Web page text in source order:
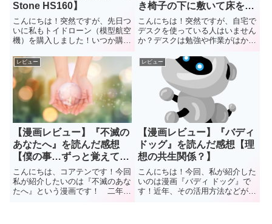
Stone HS160】
こんにちは！突然ですが、先日つ
いに私もトイドローン（模型航空
機）を購入しました！いつか購入
「なんだか高かそう」とか、規制
が厳しくなっているというイメー
ジがあったため、なかなか購入に
踏み切れませんでした！しか
し！...
き椅子の下に敷いて床を保
護する方法【マット、カー
ペット】
こんにちは！突然ですが、自宅で
デスクを使っている人はいません
か？デスクは勉強や作業がはかど
も、作業用のデスクと共にキャス
ター付きの椅子を長く使っていま
す。でも、フローリングや畳の部
屋でキャスター付きの椅子を使お
レビュー
【漫画レビュー】『不滅の
あなたへ』を読んだ感想
【僕の事…ずっと覚えてい
て】
こんにちは、コアテンです！今回
私が紹介したいのは『不滅のあな
たへ』という漫画です！ 二年ほ
レビュー
【漫画レビュー】『バディ
ドッグ』を読んだ感想【理
想の共生関係？】
こんにちは！今回、私が紹介した
いのは漫画『バディ ドッグ』で
す！近年、その活用方法などが注